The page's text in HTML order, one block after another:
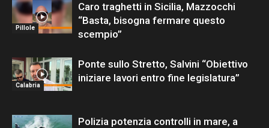
Pillole
Caro traghetti in Sicilia, Mazzocchi
“Basta, bisogna fermare questo
scempio”
Calabria
Ponte sullo Stretto, Salvini “Obiettivo
iniziare lavori entro fine legislatura”
Polizia potenzia controlli in mare, a